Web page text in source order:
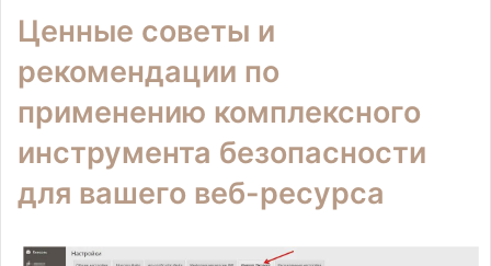
Ценные советы и
рекомендации по
применению комплексного
инструмента безопасности
для вашего веб-ресурса